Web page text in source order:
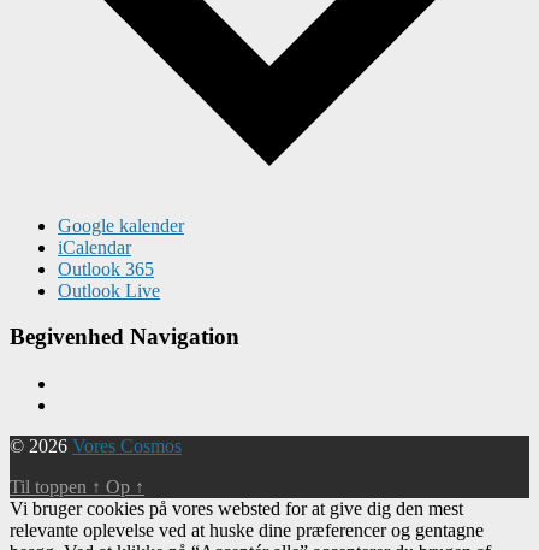
Google kalender
iCalendar
Outlook 365
Outlook Live
Begivenhed Navigation
© 2026 Vores Cosmos
Til toppen ↑ Op ↑
Vi bruger cookies på vores websted for at give dig den mest
relevante oplevelse ved at huske dine præferencer og gentagne